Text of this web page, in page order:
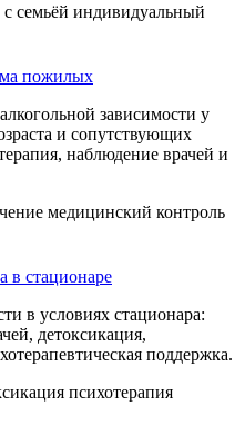
с семьёй индивидуальный
пожилых
зависимости у
и сопутствующих
наблюдение врачей и
медицинский контроль
в стационаре
в условиях стационара:
детоксикация,
поддержка.
психотерапия